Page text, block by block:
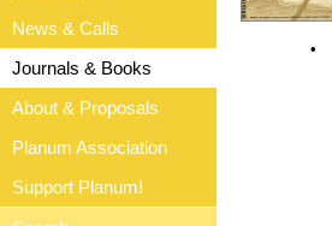
•
News & Calls
Journals & Books
About & Proposals
Planum Association
Support Planum!